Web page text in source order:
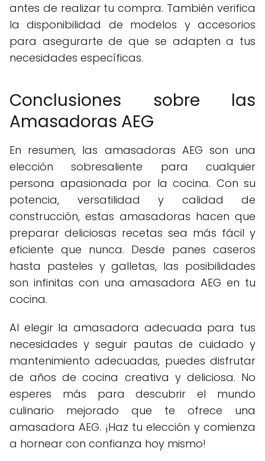
antes de realizar tu compra. También verifica
la disponibilidad de modelos y accesorios
para asegurarte de que se adapten a tus
necesidades específicas.
Conclusiones sobre las
Amasadoras AEG
En resumen, las amasadoras AEG son una
elección sobresaliente para cualquier
persona apasionada por la cocina. Con su
potencia, versatilidad y calidad de
construcción, estas amasadoras hacen que
preparar deliciosas recetas sea más fácil y
eficiente que nunca. Desde panes caseros
hasta pasteles y galletas, las posibilidades
son infinitas con una amasadora AEG en tu
cocina.
Al elegir la amasadora adecuada para tus
necesidades y seguir pautas de cuidado y
mantenimiento adecuadas, puedes disfrutar
de años de cocina creativa y deliciosa. No
esperes más para descubrir el mundo
culinario mejorado que te ofrece una
amasadora AEG. ¡Haz tu elección y comienza
a hornear con confianza hoy mismo!